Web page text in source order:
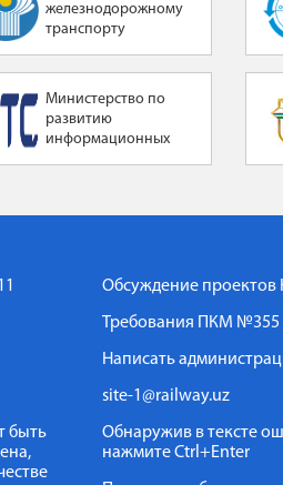
железнодорожному
транспорту
Министерство по
развитию
информационных
Узбекистан
быть
Обсуждение проектов
Требования ПКМ №355
Написать
site-1@railway.uz
Обнаружив в тексте
нажмите Ctrl+Enter